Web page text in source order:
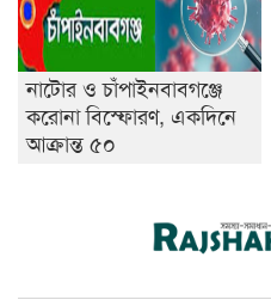
নাটোর ও চাঁপাইনবাবগঞ্জে
করোনা বিস্ফোরণ, একদিনে
আক্রান্ত ৫০